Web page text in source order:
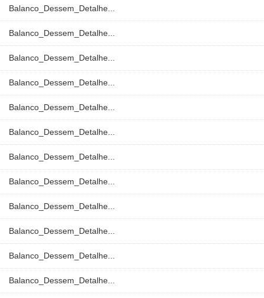
Balanco_Dessem_Detalhe...
Balanco_Dessem_Detalhe...
Balanco_Dessem_Detalhe...
Balanco_Dessem_Detalhe...
Balanco_Dessem_Detalhe...
Balanco_Dessem_Detalhe...
Balanco_Dessem_Detalhe...
Balanco_Dessem_Detalhe...
Balanco_Dessem_Detalhe...
Balanco_Dessem_Detalhe...
Balanco_Dessem_Detalhe...
Balanco_Dessem_Detalhe...